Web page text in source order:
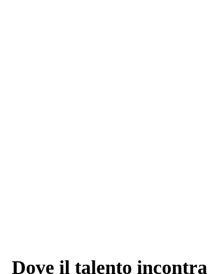
Dove il talento incontra